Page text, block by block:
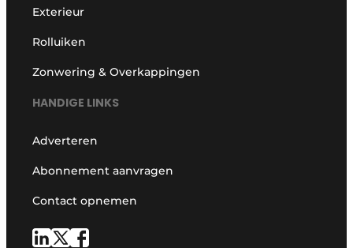
Exterieur
Rolluiken
Zonwering & Overkappingen
HANDIGE LINKS
Adverteren
Abonnement aanvragen
Contact opnemen